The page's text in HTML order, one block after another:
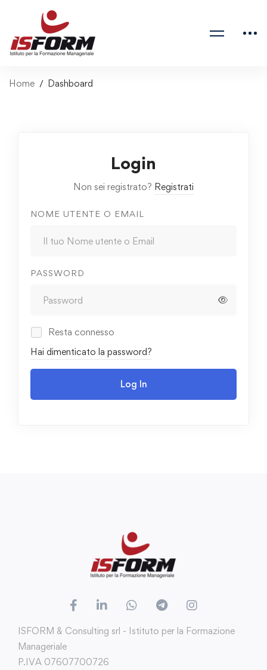
Home Dashboard
Login
Non sei registrato? Registrati
NOME UTENTE O EMAIL
PASSWORD
Resta connesso
Hai dimenticato la password?
Log In
ISFORM & Consulting srl - Istituto per la Formazione
Manageriale
P.IVA 07607700726